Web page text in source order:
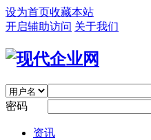
设为首页收藏本站
开启辅助访问 关于我们
密码
资讯